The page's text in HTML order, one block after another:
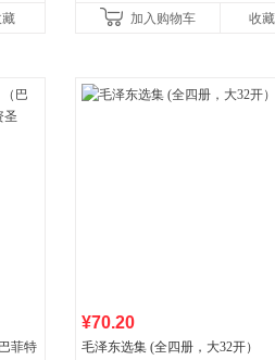
加入购物车 收藏
菲特
¥70.20
毛泽东选集 (全四册，大32开）